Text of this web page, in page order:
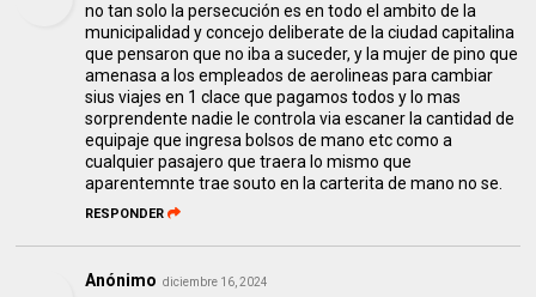
no tan solo la persecución es en todo el ambito de la
municipalidad y concejo deliberate de la ciudad capitalina
que pensaron que no iba a suceder, y la mujer de pino que
amenasa a los empleados de aerolineas para cambiar
sius viajes en 1 clace que pagamos todos y lo mas
sorprendente nadie le controla via escaner la cantidad de
equipaje que ingresa bolsos de mano etc como a
cualquier pasajero que traera lo mismo que
aparentemnte trae souto en la carterita de mano no se.
RESPONDER
Anónimo diciembre 16, 2024